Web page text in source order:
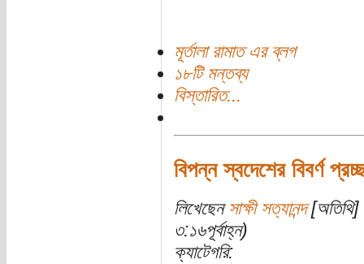
মূর্তালা রামাত এর ব্লগ
১৮টি মন্তব্য
বিস্তারিত...
বিপন্ন স্বদেশের বিবর্ণ
লিখেছেন সাক্ষী সত্যানন্দ[অতিথি]
৩:১৬পূর্বাহ্ন)
ক্যাটেগরি: